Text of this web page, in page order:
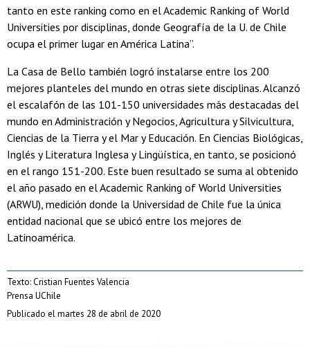
tanto en este ranking como en el Academic Ranking of World
Universities por disciplinas, donde Geografía de la U. de Chile
ocupa el primer lugar en América Latina”.
La Casa de Bello también logró instalarse entre los 200
mejores planteles del mundo en otras siete disciplinas. Alcanzó
el escalafón de las 101-150 universidades más destacadas del
mundo en Administración y Negocios, Agricultura y Silvicultura,
Ciencias de la Tierra y el Mar y Educación. En Ciencias Biológicas,
Inglés y Literatura Inglesa y Lingüística, en tanto, se posicionó
en el rango 151-200. Este buen resultado se suma al obtenido
el año pasado en el Academic Ranking of World Universities
(ARWU), medición donde la Universidad de Chile fue la única
entidad nacional que se ubicó entre los mejores de
Latinoamérica.
Texto: Cristian Fuentes Valencia
Prensa UChile
Publicado el martes 28 de abril de 2020